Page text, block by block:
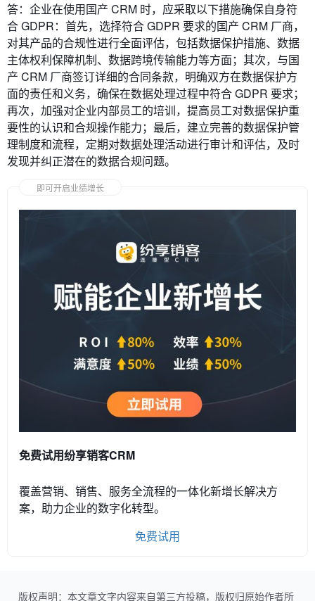
答：企业在使用国产 CRM 时，应采取以下措施确保自身符
合 GDPR：首先，选择符合 GDPR 要求的国产 CRM 厂商，
对其产品的合规性进行全面评估，包括数据保护措施、数据
主体权利保障机制、数据跨境传输能力等方面；其次，与国
产 CRM 厂商签订详细的合同条款，明确双方在数据保护方
面的责任和义务，确保在数据处理过程中符合 GDPR 要求；
再次，加强对企业内部员工的培训，提高员工对数据保护重
要性的认识和合规操作能力；最后，建立完善的数据保护管
理制度和流程，定期对数据处理活动进行审计和评估，及时
发现并纠正潜在的数据合规问题。
即可开启业绩增长
免费试用纷享销客CRM
覆盖营销、销售、服务全流程的一体化新增长解决方
案，助力企业的数字化转型。
免费试用
版权声明：本文章文字内容来自第三方投稿，版权归原始作者所